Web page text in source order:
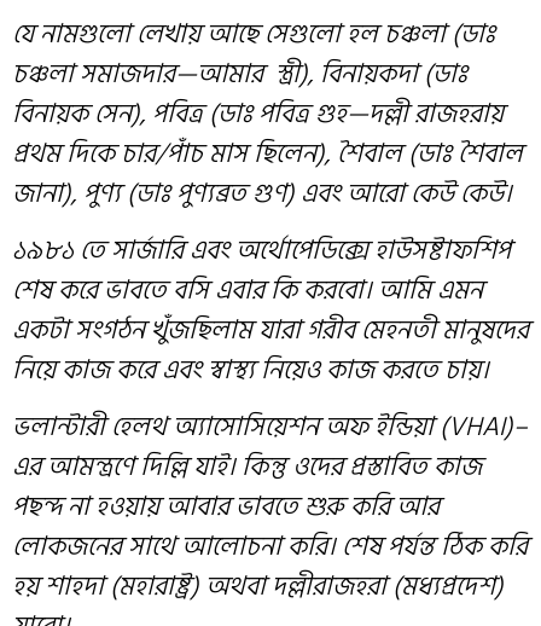
যে নামগুলো লেখায়আছে সেগুলো হল চঞ্চলা (ডাঃ
চঞ্চলা সমাজদার—আমার স্ত্রী), বিনায়কদা (ডাঃ
বিনায়ক সেন), পবিত্র (ডাঃ পবিত্র গুহ—দল্লী রাজহরায়
প্রথম দিকে চার/পাঁচ মাস ছিলেন), শৈবাল (ডাঃ শৈবাল
জানা), পুণ্য (ডাঃ পুণ্যব্রত গুণ) এবং আরো কেউ কেউ।
১৯৮১ তে সার্জারি এবং অর্থোপেডিক্সেহাউসষ্টাফশিপ
শেষ করে ভাবতে বসি এবার কি করবো।আমিএমন
একটা সংগঠন খুঁজছিলাম যারা গরীব মেহনতী মানুষদের
নিয়ে কাজ করে এবং স্বাস্থ্য নিয়েও কাজ করতে চায়।
ভলান্টারী হেলথ অ্যাসোসিয়েশন অফ ইন্ডিয়া (VHAI)–
এরআমন্ত্রণেদিল্লি যাই। কিন্তু ওদের প্রস্তাবিত কাজ
পছন্দ না হওয়ায় আবার ভাবতে শুরু করি আর
লোকজনের সাথে আলোচনা করি। শেষ পর্যন্ত ঠিক করি
হয় শাহদা (মহারাষ্ট্র) অথবা দল্লীরাজহরা (মধ্যপ্রদেশ)